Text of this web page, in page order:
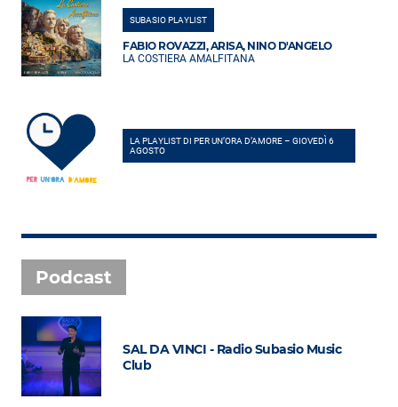
SUBASIO PLAYLIST
FABIO ROVAZZI, ARISA, NINO D'ANGELO
LA COSTIERA AMALFITANA
LA PLAYLIST DI PER UN’ORA D’AMORE – GIOVEDÌ 6
AGOSTO
Podcast
SAL DA VINCI - Radio Subasio Music
Club